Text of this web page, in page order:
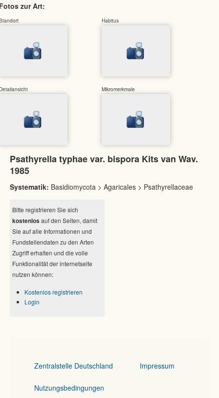
zur Art:
Habitus
Mikromerkmale
Psathyrella typhae var. bispora Kits van Wav.
1985
Systematik: Basidiomycota > Agaricales > Psathyrellaceae
Bitte registrieren Sie sich
kostenlos auf den Seiten, damit
Sie auf alle Informationen und
Fundstellendaten zu den Arten
Zugriff erhalten und die volle
Funktionalität der internetseite
nutzen können:
Kostenlos registrieren
Login
Zentralstelle Deutschland Impressum
Nutzungsbedingungen